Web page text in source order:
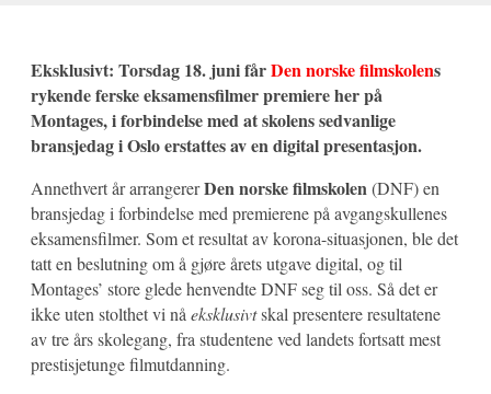
Eksklusivt: Torsdag 18. juni fårDen norske filmskolens
rykende ferske eksamensfilmer premiere her på
Montages, i forbindelse med at skolens sedvanlige
bransjedag i Oslo erstattes av en digital presentasjon.
Annethvert år arrangererDen norske filmskolen(DNF) en
bransjedag i forbindelse med premierene på avgangskullenes
eksamensfilmer. Som et resultat av korona-situasjonen, ble det
tatt en beslutning om å gjøre årets utgave digital, og til
Montages’ store glede henvendte DNF seg til oss. Så det er
ikke uten stolthet vi nåeksklusivtskal presentere resultatene
av tre års skolegang, fra studentene ved landets fortsatt mest
prestisjetunge filmutdanning.